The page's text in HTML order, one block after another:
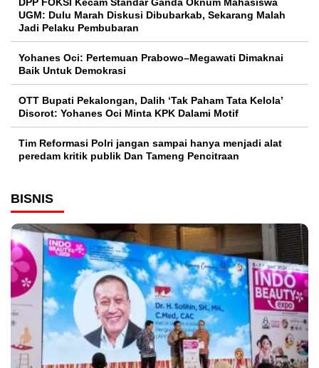
UGM: Dulu Marah Diskusi Dibubarkab, Sekarang Malah
Jadi Pelaku Pembubaran
Yohanes Oci: Pertemuan Prabowo–Megawati Dimaknai
Baik Untuk Demokrasi
OTT Bupati Pekalongan, Dalih ‘Tak Paham Tata Kelola’
Disorot: Yohanes Oci Minta KPK Dalami Motif
Tim Reformasi Polri jangan sampai hanya menjadi alat
peredam kritik publik Dan Tameng Pencitraan
BISNIS